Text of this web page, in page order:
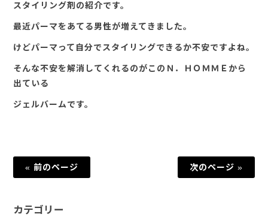
スタイリング剤の紹介です。
最近パーマをあてる男性が増えてきました。
けどパーマって自分でスタイリングできるか不安ですよね。
そんな不安を解消してくれるのがこのＮ．ＨＯＭＭＥから
出ている
ジェルバームです。
« 前のページ 次のページ »
カテゴリー